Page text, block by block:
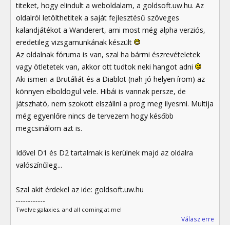
titeket, hogy elindult a weboldalam, a goldsoft.uw.hu. Az
oldalról letölthetitek a saját fejlesztésű szöveges
kalandjátékot a Wanderert, ami most még alpha verziós,
eredetileg vizsgamunkának készült
Az oldalnak fóruma is van, szal ha bármi észrevételetek
vagy ötletetek van, akkor ott tudtok neki hangot adni
Aki ismeri a Brutáliát és a Diablot (nah jó helyen írom) az
könnyen elboldogul vele. Hibái is vannak persze, de
játszható, nem szokott elszállni a prog meg ilyesmi. Multija
még egyenlőre nincs de tervezem hogy később
megcsinálom azt is.
Idővel D1 és D2 tartalmak is kerülnek majd az oldalra
valószínűleg...
Szal akit érdekel az ide: goldsoft.uw.hu
Twelve galaxies, and all coming at me!
Válasz erre